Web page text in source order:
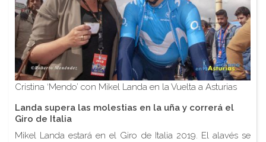
Cristina ‘Mendo’ con Mikel Landa en la Vuelta a Asturias
Landa supera las molestias en la uña y correrá el
Giro de Italia
Mikel Landa estará en el Giro de Italia 2019. El alavés se